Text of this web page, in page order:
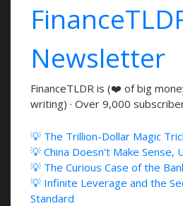
Newsletter
FinanceTLDR is (❤️ of big
writing) · Over 9,000
💡 The Trillion-Dollar Magic
💡 China Doesn't Make Sense,
💡 The Curious Case of the
💡 Infinite Leverage and the
Standard